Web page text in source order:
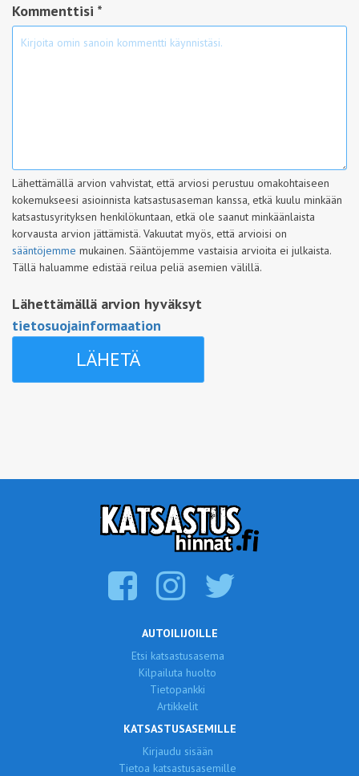
Kommenttisi *
Lähettämällä arvion vahvistat, että arviosi perustuu omakohtaiseen
kokemukseesi asioinnista katsastusaseman kanssa, etkä kuulu minkään
katsastusyrityksen henkilökuntaan, etkä ole saanut minkäänlaista
korvausta arvion jättämistä. Vakuutat myös, että arvioisi on
sääntöjemme mukainen. Sääntöjemme vastaisia arvioita ei julkaista.
Tällä haluamme edistää reilua peliä asemien välillä.
Lähettämällä arvion hyväksyt
tietosuojainformaation
AUTOILIJOILLE
Etsi katsastusasema
Kilpailuta huolto
Tietopankki
Artikkelit
KATSASTUSASEMILLE
Kirjaudu sisään
Tietoa katsastusasemille